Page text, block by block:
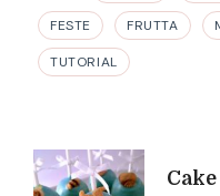
FESTE FRUTTA
TUTORIAL